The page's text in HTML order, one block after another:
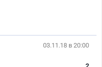
03.11.18 в 20:00
2